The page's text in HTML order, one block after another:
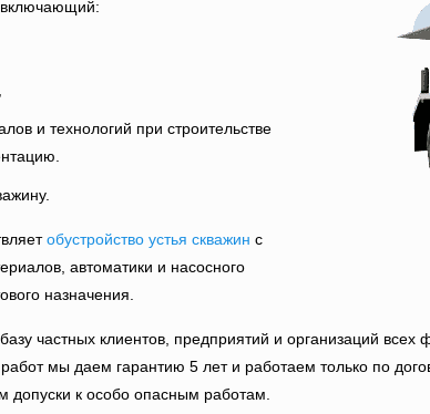
включающий:
и технологий при строительстве
обустройство устья скважин с
автоматики и насосного
назначения.
частных клиентов, предприятий и организаций
мы даем гарантию 5 лет и работаем только по
к особо опасным работам.